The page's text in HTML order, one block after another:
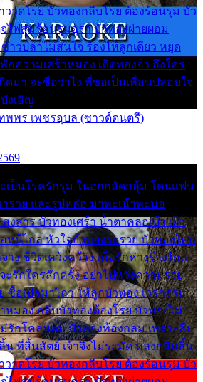
วาดโรย บัวทองกลีบโรย ต้องร้อนรุม บัว
ไฟสุมร้อนรุมอุรา บัวทองผ่ายผอม
าวปลาไม่สนใจ ร้องไห้ลูกเดียว หยุด
กความเศร้าหมอง เถิดทองจ๋า ถึงใคร
กิดมา จะชื่อว่าไง พี่ขอเป็นเพื่อนปลอบใจ
งเอิญ
พพร เพชรอุบล (ซาวด์ดนตรี)
เป็นโรครักรุม ในอกกลัดกลุ้ม โดนแฟน
รวย และรูปหล่อ มาพะเน้าพะนอ
สงสาร บัวทองเศร้า น้ำตาคลอเบ้า เฝ้า
นีไกล หัวใจบัวทองระรวย บัวทองโศก
าง ชีวิตเคว้งคว้าง เมื่อรักห่างร้างไกล
รักใครสักครั้ง อย่าไปหวังความรวย
ซื้อเปลมาไกว ให้ลูกบัวทอง เวรกรรม
หมอง กลีบบัวทองต้องโรย บัวทองไม่
รักโคลนตม บัวทองท้องกลม เพราะลืม
น ที่สิ้นสัตย์ เจ้าจึงไม่ระมัด หลงกลิ่นลิ้น
วาดโรย บัวทองกลีบโรย ต้องร้อนรุม บัว